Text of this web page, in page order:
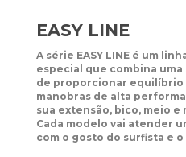
EASY LINE
A série EASY LINE é um
especial que combina
de proporcionar
manobras de alta
sua extensão, bico, meio
Cada modelo vai atender
com o gosto do surfista e